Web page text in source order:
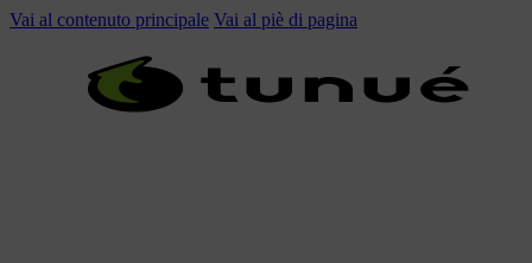
Vai al contenuto principale Vai al piè di pagina